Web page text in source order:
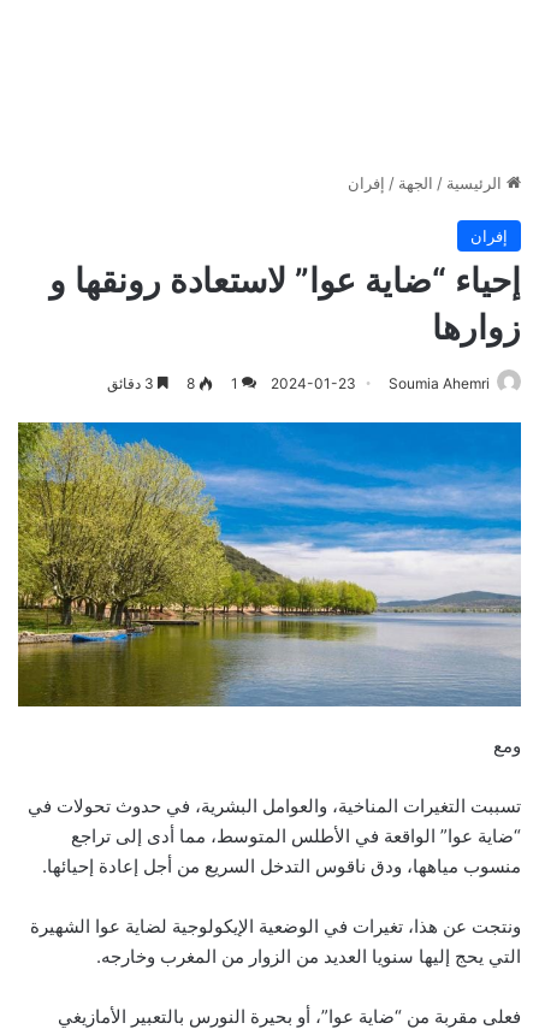
الرئيسية / الجهة / إفران
إفران
إحياء “ضاية عوا” لاستعادة رونقها و
زوارها
Soumia Ahemri
2024-01-23
1
8
ومع
تسببت التغيرات المناخية، والعوامل البشرية، في حدوث تحولات في
“ضاية عوا” الواقعة في الأطلس المتوسط، مما أدى إلى تراجع
منسوب مياهها، ودق ناقوس التدخل السريع من أجل إعادة إحيائها.
ونتجت عن هذا، تغيرات في الوضعية الإيكولوجية لضاية عوا الشهيرة
التي يحج إليها سنويا العديد من الزوار من المغرب وخارجه.
فعلى مقربة من “ضاية عوا”، أو بحيرة النورس بالتعبير الأمازيغي